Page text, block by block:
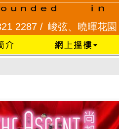
/峻弦、曉暉花園 2345